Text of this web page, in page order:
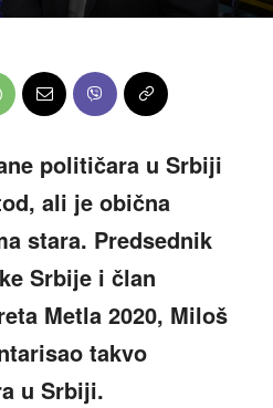
političara u Srbiji
ali je obična
stara. Predsednik
Srbije i član
Metla 2020, Miloš
takvo
u Srbiji.